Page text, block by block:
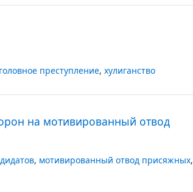
преступление, хулиганство
на мотивированный отвод
, мотивированный отвод присяжных,